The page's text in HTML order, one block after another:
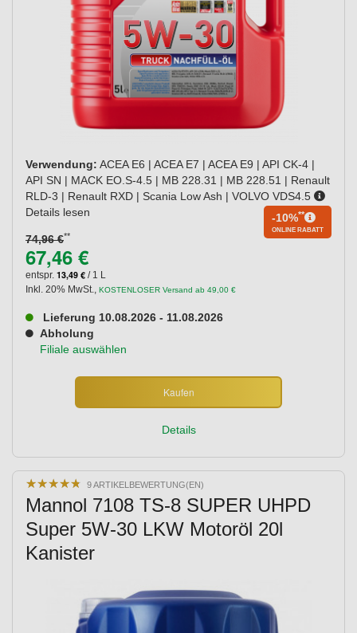
Verwendung: ACEA E6 | ACEA E7 | ACEA E9 | API CK-4 |
API SN | MACK EO.S-4.5 | MB 228.31 | MB 228.51 | Renault
RLD-3 | Renault RXD | Scania Low Ash | VOLVO VDS4.5
Details lesen
74,96 €**
-10%**
ONLINE RABATT
67,46 €
entspr. 13,49 € / 1 L
Inkl. 20% MwSt., KOSTENLOSER Versand ab 49,00 €
Lieferung 10.08.2026 - 11.08.2026
Abholung
Filiale auswählen
Kaufen
Details
★★★★★
★★★★★ 9 ARTIKELBEWERTUNG(EN)
Mannol 7108 TS-8 SUPER UHPD
Super 5W-30 LKW Motoröl 20l
Kanister